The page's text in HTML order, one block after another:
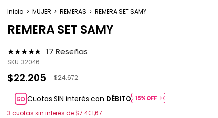
Inicio > MUJER > REMERAS > REMERA SET SAMY
REMERA SET SAMY
17 Reseñas
SKU: 32046
$22.205 $24.672
Cuotas SIN interés con DÉBITO
3 cuotas sin interés de$7.401,67